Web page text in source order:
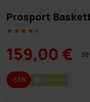
Prosport
159,00 €
-53% BEZ­MAK­SAS PIE­GĀ­DE